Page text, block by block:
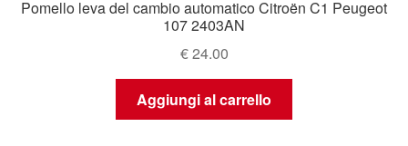
Pomello leva del cambio automatico Citroën C1 Peugeot
107 2403AN
€24.00
Aggiungi al carrello